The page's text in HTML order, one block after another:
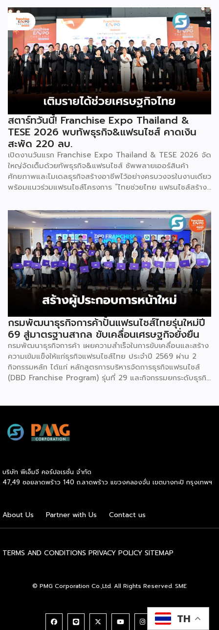
2026 ให้แก่ผู้ประกอบธุรกิจแฟรนไชส์ที่อยู่ในการส่งเสริมสนับสนุน
ของกรมฯ นายพูนพงษ์ นัยนาภากรณ์ อธิบดีกรมพัฒนาธุรกิจ
การค้า กระทรวงพาณิชย์ เปิดเผยภายหลังเป็นประธานเปิดงาน
“งานแฟรนไชส์ เอ็กซ์โป ไทยแลนด์ บาย สมาร์ท เอสเอ็มอี เอ็กซ์
โป (Franchise Expo Thailand by Smart SME Expo)” ซึ่ง
เป็นงานแสดงธุรกิจแฟรนไชส์ชั้นนำที่จัดขึ้นโดย บริษัท พีเอ็มจี
คอร์ปอเรชัน จำกัด เพื่อยกระดับศักยภาพของผู้ประกอบการและ
เจ้าของธุรกิจที่ต้องการขยายกิจการผ่านระบบแฟรนไชส์ […]
สตาร์ทวันนี้! Franchise Expo Thailand &
TESE 2026 พบทัพธุรกิจ&แฟรนไชส์ คาดเงิน
สะพัด 220 ลบ.
เปิดงานวันแรก Franchise Expo Thailand & TESE 2026 จัด
ใหญ่จัดเต็มด้วยทัพธุรกิจ&แฟรนไชส์ ซัพพลายเออร์สินค้า
ศักยภาพและโมเดลธุรกิจสร้างอาชีพไว้อย่างครบวงจรในงานเดียว
พร้อมแนวร่วมแฟรนไชส์โครงการ “ไทยช่วยไทย แฟรนไชส์สร้าง
รวมกว่า 250 บูธ บนพื้นที่ 15,000 ตารางเมตร หวังเป็นทาง
เลือกสร้างรายได้เพิ่มและพยุงเศรษฐกิจไทยให้ฟื้นตัว เสิร์ฟครบ
จบในงานด้วยสินเชื่อ และทำเลทองทั่วประเทศ พร้อมเสวนาให้
ความรู้โดยผู้ทรงคุณวุฒิคับคั่ง และกิจกรรมเจรจาจับคู่ธุรกิจทั้งใน
และต่างประเทศ งานจัดต่อเนื่องระหว่างวันที่ 6-9 สิงหาคมนี้ ที่
ฮอลล์ 6-8 อิมแพ็คเมืองทองธานี คาดเม็ดเงินสะพัดในงานราว
220 ล้านบาท นายพูนพงษ์ นัยนาภากรณ์ อธิบดีกรมพัฒนา
ธุรกิจการค้า กระทรวงพาณิชย์ กล่าวว่า งาน ” Franchise Expo
Thailand & Thailand E-Commerce Selection Expo
(TESE 2026) เป็นเวทีแสดงธุรกิจแฟรนไชส์และโซลูชั่นส์แบบครบ
วงจร […]
กรมพัฒนาธุรกิจการค้าปั้นแฟรนไชส์ไทยรุ่นใหม่ปี
69 สู่มาตรฐานสากล ขับเคลื่อนเศรษฐกิจยั่งยืน
กรมพัฒนาธุรกิจการค้า เผยความสำเร็จในการขับเคลื่อนและสร้าง
ความเข้มแข็งให้แก่ธุรกิจแฟรนไชส์ไทย ประจำปี 2569 ผ่าน 2
กิจกรรมหลัก ได้แก่ หลักสูตรการบริหารจัดการธุรกิจแฟรนไชส์
(DBD Franchise Program) รุ่นที่ 29 และกิจกรรมยกระดับธุรกิจ
กรมพัฒนาธุรกิจการค้า กระทรวงพาณิชย์ เปิดเผยภายหลังเป็น
ประธานมอบประกาศนียบัตรแก่ผู้ประกอบการแฟรนไชส์ใน 2
กิจกรรมแรกเป็นการอบรมหลักสูตรการบริหารจัดการธุรกิจแฟรน
ไชส์ (DBD Franchise Program: DBD-FP) รุ่นที่ 29 ซึ่งเป็น
คุณวุฒิจากภาครัฐ ภาคเอกชน และสถาบันการศึกษา ที่มาร่วมบ่ม
เพาะความรู้เชิงปฏิบัติการให้แก่ผู้ประกอบธุรกิจแฟรนไชส์อย่างเข้ม
บริษัท พีเอ็มจี คอร์ปอเรชั่น จำกัด
47,49 ซอยลาดพร้าว 140 ถ.ลาดพร้าว แขวงคลองจั่น เขตบางกะปิ กรุงเทพฯ
About Us Partner with Us Contact us
TERMS AND CONDITIONS PRIVACY POLICY SITEMAP
© PMG Corporation Co.,Ltd. All Rights Reserved. SME
TH